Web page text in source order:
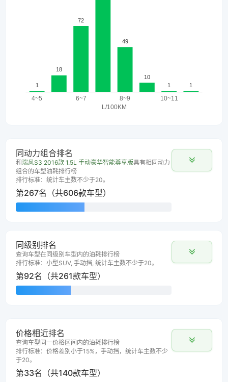
同动力组合排名
和瑞风S3 2016款 1.5L 手动豪华智能尊享版具有相同动力
组合的车型油耗排行榜
排行标准：统计车主数不少于20。
第267名（共606款车型）
同级别排名
查询车型在同级别车型内的油耗排行榜
排行标准：小型SUV, 手动挡, 统计车主数不少于20。
第92名（共261款车型）
价格相近排名
查询车型同一价格区间内的油耗排行榜
排行标准：价格差别小于15%，手动挡，统计车主数不少
于20。
第33名（共140款车型）